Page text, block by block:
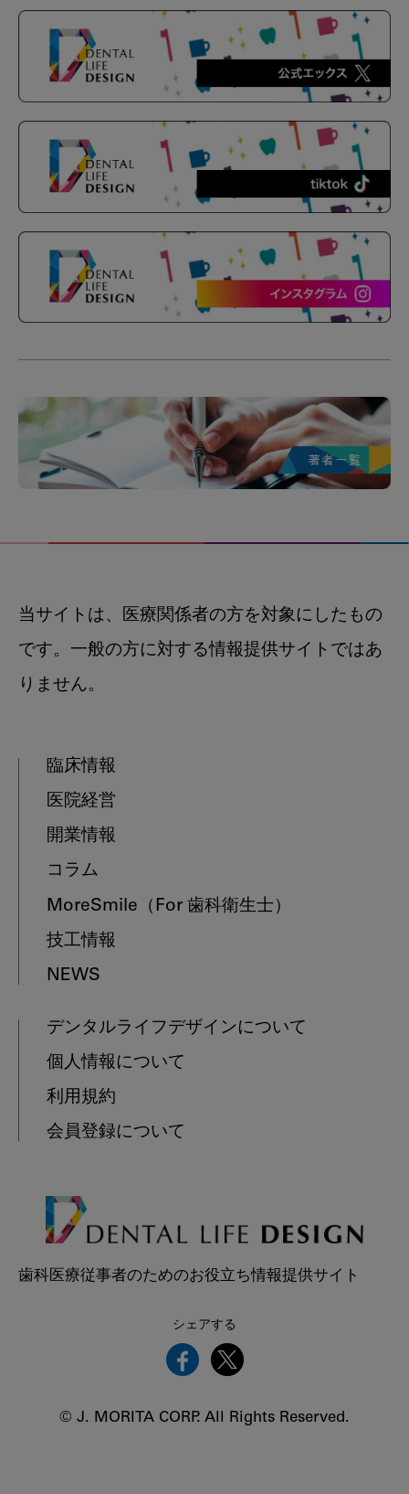
当サイトは、医療関係者の方を対象にしたもの
です。一般の方に対する情報提供サイトではあ
りません。
臨床情報
医院経営
開業情報
コラム
MoreSmile （For 歯科衛生士）
技工情報
NEWS
デンタルライフデザインについて
個人情報について
利用規約
会員登録について
歯科医療従事者のためのお役立ち情報提供サイト
シェアする
© J. MORITA CORP. All Rights Reserved.